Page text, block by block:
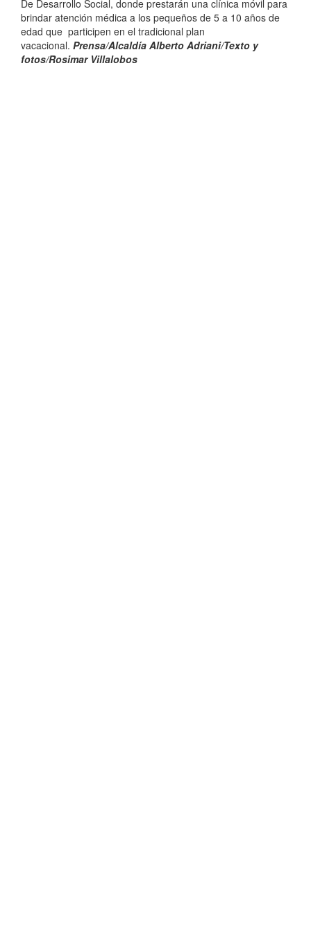
De Desarrollo Social, donde prestarán una clínica móvil para
brindar atención médica a los pequeños de 5 a 10 años de
edad que participen en el tradicional plan
vacacional. Prensa/Alcaldía Alberto Adriani/Texto y
fotos/Rosimar Villalobos